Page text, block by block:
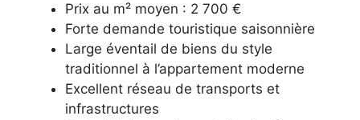
Prix au m² moyen : 2 700 €
Forte demande touristique saisonnière
Large éventail de biens du style
traditionnel à l’appartement moderne
Excellent réseau de transports et
infrastructures